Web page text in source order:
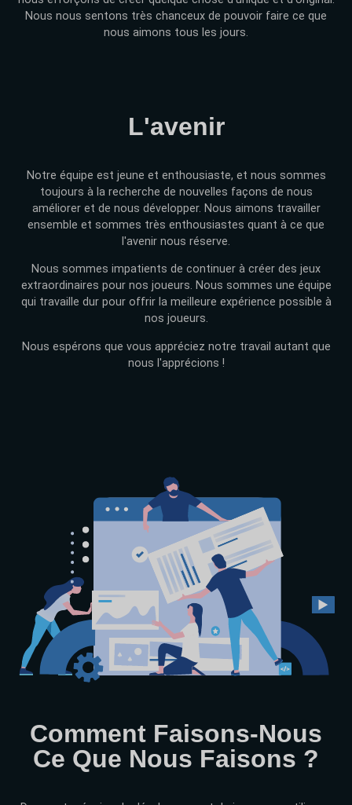
Nous nous sentons très chanceux de pouvoir faire ce que
nous aimons tous les jours.
L'avenir
Notre équipe est jeune et enthousiaste, et nous sommes
toujours à la recherche de nouvelles façons de nous
améliorer et de nous développer. Nous aimons travailler
ensemble et sommes très enthousiastes quant à ce que
l'avenir nous réserve.
Nous sommes impatients de continuer à créer des jeux
extraordinaires pour nos joueurs. Nous sommes une équipe
qui travaille dur pour offrir la meilleure expérience possible à
nos joueurs.
Nous espérons que vous appréciez notre travail autant que
nous l'apprécions !
Comment Faisons-Nous
Ce Que Nous Faisons ?